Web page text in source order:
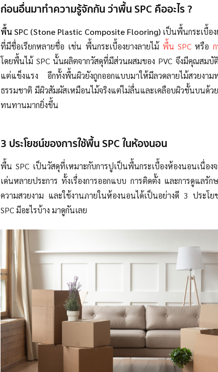
ก่อนอื่นมาทำความรู้จักกัน ว่าพื้น SPC คืออะไร ?
พื้น SPC (Stone Plastic Composite Flooring)เป็นพื้นกระเบื้อ
ที่มีชื่อเรียกหลายชื่อ เช่น พื้นกระเบื้องยางลายไม้ พื้น SPC หรือ
โดยพื้นไม้ SPC นั้นผลิตจากวัสดุที่มีส่วนผสมของ PVC จึงมีคุณสม
แต่แข็งแรง อีกทั้งพื้นผิวยังถูกออกแบบมาให้มีลวดลายไม้สวยงาม
ธรรมชาติ มีผิวสัมผัสเหมือนไม้จริงแต่ไม่ลื่นและเคลือบผิวชั้นบนด้วย
ทนทานมากยิ่งขึ้น
3 ประโยชน์ของการใช้พื้น SPC ในห้องนอน
พื้น SPC เป็นวัสดุที่เหมาะกับการปูเป็นพื้นกระเบื้องห้องนอนเนื่อง
เด่นหลายประการ ทั้งเรื่องการออกแบบ การติดตั้ง และการดูแลรัก
ความสวยงาม และใช้งานภายในห้องนอนได้เป็นอย่างดี 3 ประโย
SPC มีอะไรบ้าง มาดูกันเลย